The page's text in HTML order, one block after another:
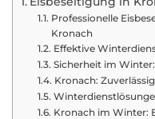
Professionelle
Kronach
Effektive
Sicherheit im
Kronach:
Kronach im Winter: